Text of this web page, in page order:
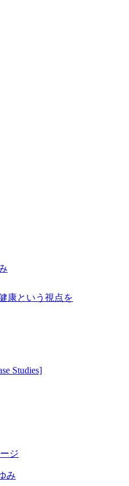
康という視点を
Studies]
ジ
み